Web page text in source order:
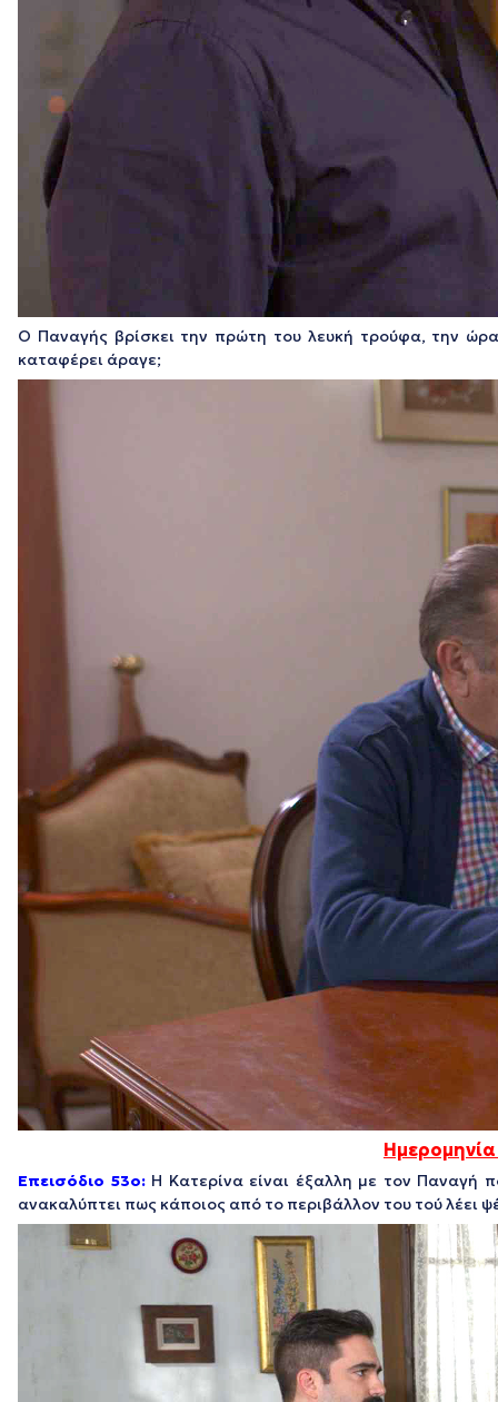
Ο Παναγής βρίσκει την πρώτη του λευκή τρούφα, την
καταφέρει άραγε;
Επεισόδιο 53ο: Η Κατερίνα είναι έξαλλη με τον Παναγή
ανακαλύπτει πως κάποιος από το περιβάλλον του τού λέει